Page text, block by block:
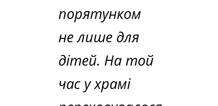
порятунком
не лише для
дітей. На той
час у храмі